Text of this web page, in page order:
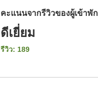
คะแนนจากรีวิวของผู้เข้าพัก
ดีเยี่ยม
รีวิว: 189